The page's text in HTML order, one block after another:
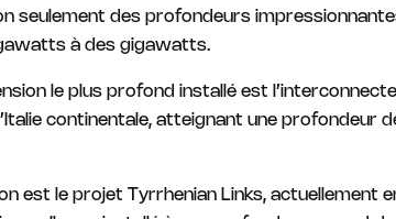
seulement des profondeurs
à des gigawatts.
le plus profond installé est
continentale, atteignant une profondeur
est le projet Tyrrhenian Links, actuellement